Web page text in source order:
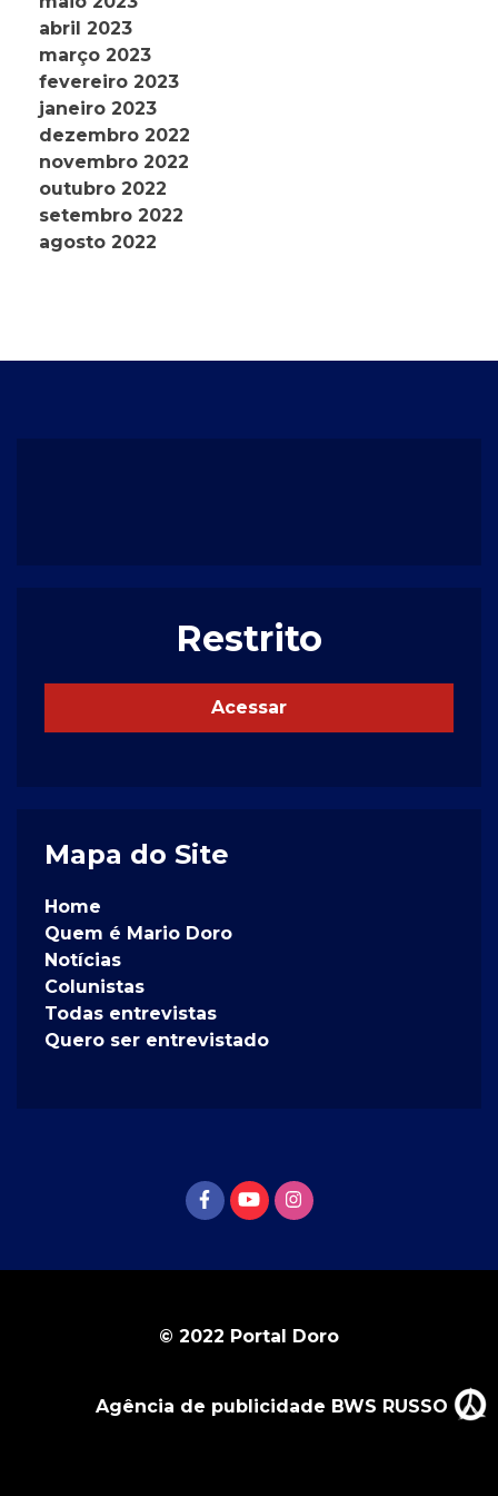
abril 2023
março 2023
fevereiro 2023
janeiro 2023
dezembro 2022
novembro 2022
outubro 2022
setembro 2022
agosto 2022
Restrito
Acessar
Mapa do Site
Home
Quem é Mario Doro
Notícias
Colunistas
Todas entrevistas
Quero ser entrevistado
© 2022 Portal Doro
Agência de publicidade BWS RUSSO